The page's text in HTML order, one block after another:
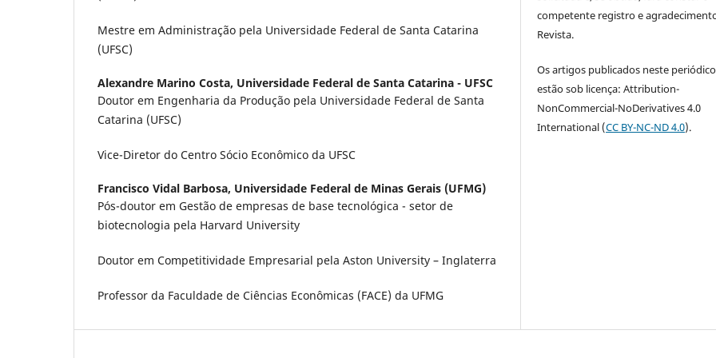
Mestre em Administração pela Universidade Federal de Santa Catarina
(UFSC)
Alexandre Marino Costa, Universidade Federal de Santa Catarina - UFSC
Doutor em Engenharia da Produção pela Universidade Federal de Santa
Catarina (UFSC)
Vice-Diretor do Centro Sócio Econômico da UFSC
Francisco Vidal Barbosa, Universidade Federal de Minas Gerais (UFMG)
Pós-doutor em Gestão de empresas de base tecnológica - setor de
biotecnologia pela Harvard University
Doutor em Competitividade Empresarial pela Aston University – Inglaterra
Professor da Faculdade de Ciências Econômicas (FACE) da UFMG
competente registro e
Revista.
Os artigos publicados neste periódico
estão sob licença: Attribution-
NonCommercial-NoDerivatives 4.0
International (CC BY-NC-ND 4.0).